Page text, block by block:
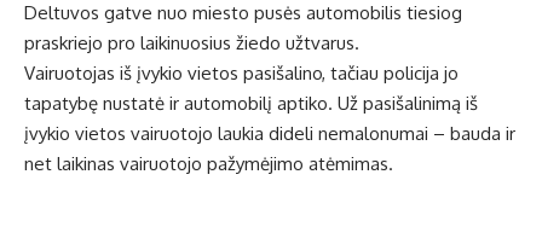
Deltuvos gatve nuo miesto pusės automobilis tiesiog
praskriejo pro laikinuosius žiedo užtvarus.
Vairuotojas iš įvykio vietos pasišalino, tačiau policija jo
tapatybę nustatė ir automobilį aptiko. Už pasišalinimą iš
įvykio vietos vairuotojo laukia dideli nemalonumai – bauda ir
net laikinas vairuotojo pažymėjimo atėmimas.